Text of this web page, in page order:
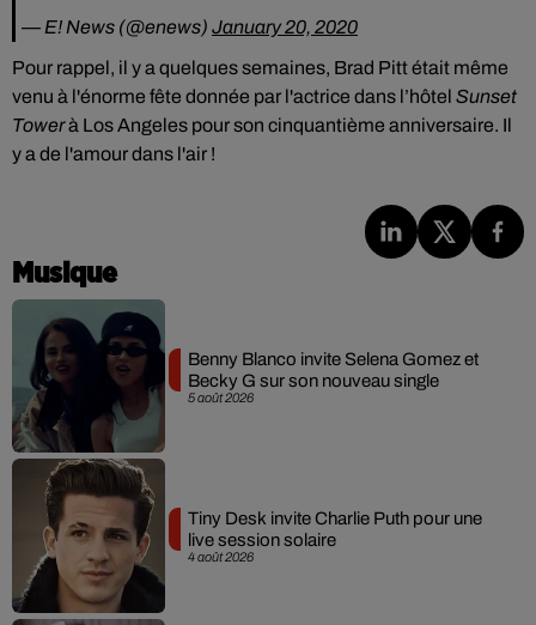
— E! News (@enews) January 20, 2020
Pour rappel, il y a quelques semaines, Brad Pitt était même
venu à l'énorme fête donnée par l'actrice dans l’hôtel Sunset
Towerà Los Angeles pour son cinquantième anniversaire. Il
y a de l'amour dans l'air !
Musique
5 août 2026
Benny Blanco invite Selena Gomez et
Becky G sur son nouveau single
4 août 2026
Tiny Desk invite Charlie Puth pour une
live session solaire